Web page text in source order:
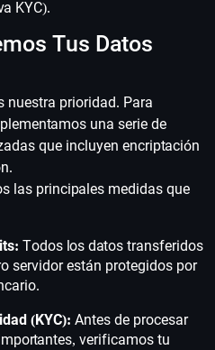
KYC).
Tus Datos
nuestra prioridad. Para
una serie de
que incluyen encriptación
las principales medidas que
Todos los datos transferidos
servidor están protegidos por
(KYC): Antes de procesar
verificamos tu